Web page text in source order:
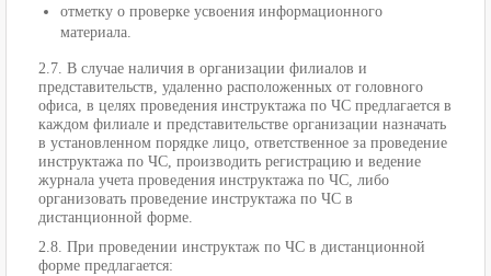
отметку о проверке усвоения информационного
материала.
2.7. В случае наличия в организации филиалов и
представительств, удаленно расположенных от головного
офиса, в целях проведения инструктажа по ЧС предлагается в
каждом филиале и представительстве организации назначать
в установленном порядке лицо, ответственное за проведение
инструктажа по ЧС, производить регистрацию и ведение
журнала учета проведения инструктажа по ЧС, либо
организовать проведение инструктажа по ЧС в
дистанционной форме.
2.8. При проведении инструктаж по ЧС в дистанционной
форме предлагается: